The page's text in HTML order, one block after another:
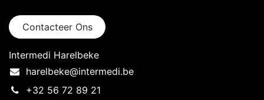
Contacteer Ons
Intermedi Harelbeke
harelbeke@intermedi.be
+32 56 72 89 21